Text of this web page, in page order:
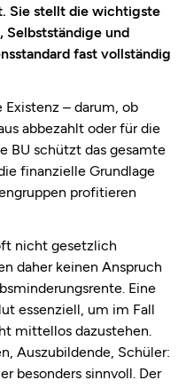
Sie stellt die wichtigste
und
fast vollständig
Existenz – darum, ob
abbezahlt oder für die
BU schützt das gesamte
finanzielle Grundlage
profitieren
nicht gesetzlich
daher keinen Anspruch
Eine
essenziell, um im Fall
mittellos dazustehen.
Auszubildende, Schüler:
besonders sinnvoll. Der